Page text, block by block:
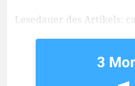
Lesedauer des Artikels:
3